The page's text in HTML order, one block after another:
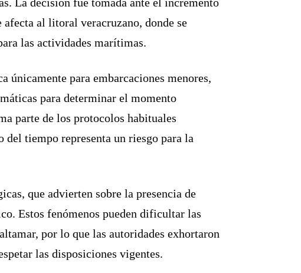
al litoral veracruzano, donde se
las actividades marítimas.
para embarcaciones menores,
para determinar el momento
parte de los protocolos habituales
tiempo representa un riesgo para la
que advierten sobre la presencia de
Estos fenómenos pueden dificultar las
por lo que las autoridades exhortaron
las disposiciones vigentes.